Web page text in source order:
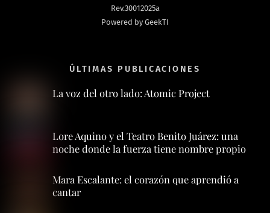
Rev.30012025a
Powered by GeekTI
ÚLTIMAS PUBLICACIONES
La voz del otro lado: Atomic Project
Lore Aquino y el Teatro Benito Juárez: una
noche donde la fuerza tiene nombre propio
Mara Escalante: el corazón que aprendió a
cantar